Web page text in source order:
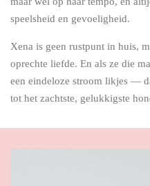
speelsheid en gevoeligheid.
Xena is geen rustpunt in huis,
oprechte liefde. En als ze die
een eindeloze stroom likjes —
tot het zachtste, gelukkigste